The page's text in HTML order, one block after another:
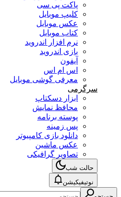
پاکت پی سی
کلیپ موبایل
عکس موبایل
کتاب موبایل
نرم افزار اندروید
بازی اندروید
آیفون
اس ام اس
معرفی گوشی موبایل
سرگرمی
ابزار دسکتاپ
محافظ نمایش
پوسته برنامه
پس زمینه
دانلود بازی کامپیوتر
عکس ماشین
تصاویر گرافیکی
حالت شب
نوتیفیکیشن